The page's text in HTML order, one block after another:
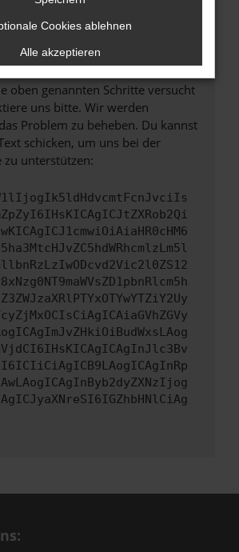
bestimmte Funktionen nicht mehr
oben genannten Schritte versucht
uns bitte. Wir werden
Problem zu beheben. Du kannst
schicken, um uns bei der
zu unterstützen:
Cookies ablehnen
Alle akzeptieren